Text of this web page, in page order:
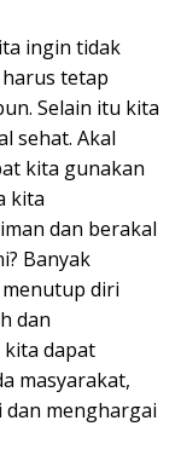
ingin tidak
tetap
Selain itu kita
sehat. Akal
kita gunakan
kita
dan berakal
Banyak
menutup diri
dan
kita dapat
masyarakat,
menghargai